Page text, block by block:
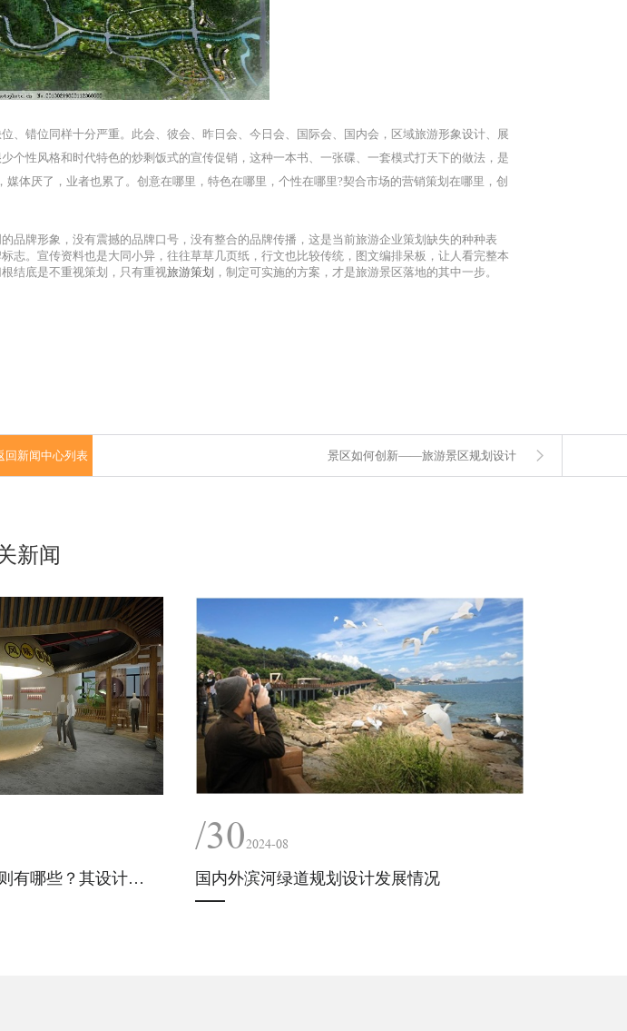
、错位同样十分严重。此会、彼会、昨日会、今日会、国际会、国内会，区域旅游形象设计、展
性风格和时代特色的炒剩饭式的宣传促销，这种一本书、一张碟、一套模式打天下的做法，是
体厌了，业者也累了。创意在哪里，特色在哪里，个性在哪里?契合市场的营销策划在哪里，创
品牌形象，没有震撼的品牌口号，没有整合的品牌传播，这是当前旅游企业策划缺失的种种表
志。宣传资料也是大同小异，往往草草几页纸，行文也比较传统，图文编排呆板，让人看完整本
结底是不重视策划，只有重视旅游策划 ，制定可实施的方案，才是旅游景区落地的其中一步。
回新闻中心列表 景区如何创新——旅游景区规划设计
新闻
工业旅游基地的设计原则有哪些？其设计策略、选址和布局是怎样的？
/302024-08
国内外滨河绿道规划设计发展情况